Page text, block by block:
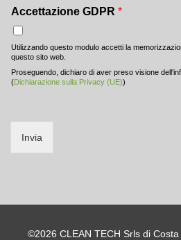
Accettazione GDPR *
Utilizzando questo modulo accetti la
questo sito web.
Proseguendo, dichiaro di aver preso visione
(Dichiarazione sulla Privacy (UE))
Invia
©2026 CLEAN TECH Srls di